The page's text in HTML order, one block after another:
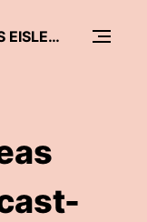
PODCAST KIRCHENKREIS EISLEBEN-SÖMMERDA